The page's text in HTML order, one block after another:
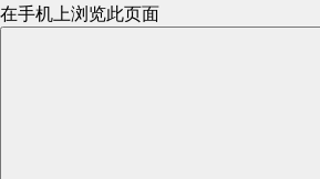
在手机上浏览此页面